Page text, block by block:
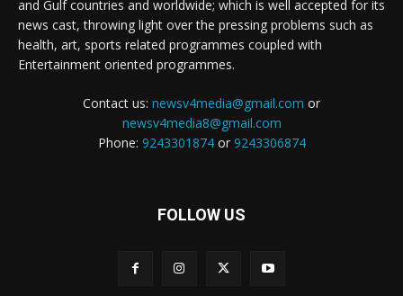
and Gulf countries and worldwide; which is well accepted for its
news cast, throwing light over the pressing problems such as
health, art, sports related programmes coupled with
Entertainment oriented programmes.
Contact us: newsv4media@gmail.com or
newsv4media8@gmail.com
Phone: 9243301874or 9243306874
FOLLOW US